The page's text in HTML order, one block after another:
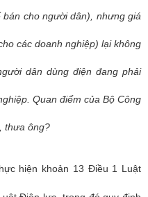
cho người dân), nhưng giá
các doanh nghiệp) lại không
dân dùng điện đang phải
Quan điểm của Bộ Công
thưa ông?
hiện khoản 13 Điều 1 Luật